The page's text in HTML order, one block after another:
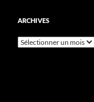
ARCHIVES
Archives